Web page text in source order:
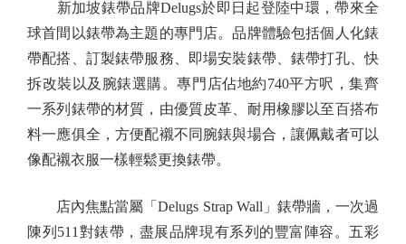
新加坡錶帶品牌Delugs於即日起登陸中環，帶來全
球首間以錶帶為主題的專門店。品牌體驗包括個人化錶
帶配搭、訂製錶帶服務、即場安裝錶帶、錶帶打孔、快
拆改裝以及腕錶選購。專門店佔地約740平方呎，集齊
一系列錶帶的材質，由優質皮革、耐用橡膠以至百搭布
料一應俱全，方便配襯不同腕錶與場合，讓佩戴者可以
像配襯衣服一樣輕鬆更換錶帶。
店內焦點當屬「Delugs Strap Wall」錶帶牆，一次過
陳列511對錶帶，盡展品牌現有系列的豐富陣容。五彩